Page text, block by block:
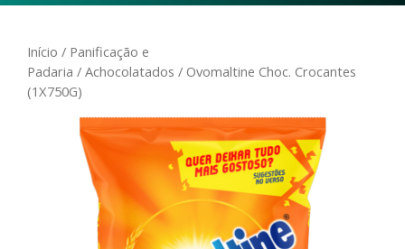
Início / Panificação e
Padaria / Achocolatados / Ovomaltine Choc. Crocantes
(1X750G)